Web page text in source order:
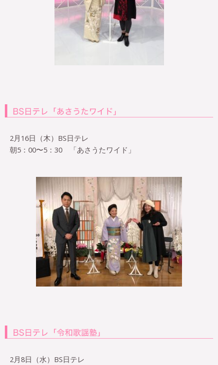
2月16日（木）BS日テレ
朝5：00〜5：30 「あさうたワイド」
2月8日（水）BS日テレ